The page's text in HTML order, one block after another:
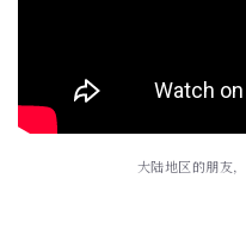
大陆地区的朋友，